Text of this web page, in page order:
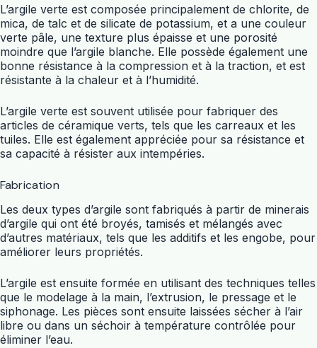
L’argile verte est composée principalement de chlorite, de
mica, de talc et de silicate de potassium, et a une couleur
verte pâle, une texture plus épaisse et une porosité
moindre que l’argile blanche. Elle possède également une
bonne résistance à la compression et à la traction, et est
résistante à la chaleur et à l’humidité.
L’argile verte est souvent utilisée pour fabriquer des
articles de céramique verts, tels que les carreaux et les
tuiles. Elle est également appréciée pour sa résistance et
sa capacité à résister aux intempéries.
Fabrication
Les deux types d’argile sont fabriqués à partir de minerais
d’argile qui ont été broyés, tamisés et mélangés avec
d’autres matériaux, tels que les additifs et les engobe, pour
améliorer leurs propriétés.
L’argile est ensuite formée en utilisant des techniques telles
que le modelage à la main, l’extrusion, le pressage et le
siphonage. Les pièces sont ensuite laissées sécher à l’air
libre ou dans un séchoir à température contrôlée pour
éliminer l’eau.